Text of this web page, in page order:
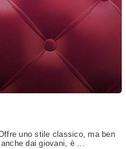
uno stile classico, ma ben
dai giovani, è ...